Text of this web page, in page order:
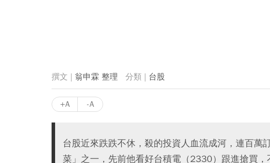
翁申霖 整理 台股
+A -A
台股近來跌跌不休，殺的投資人血流成河，連百萬
菜」之一，先前他看好台積電（2330）跟進搶買